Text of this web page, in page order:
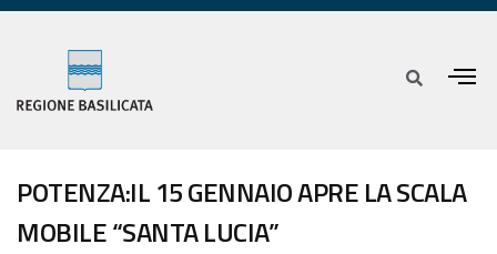
POTENZA:IL 15 GENNAIO APRE LA SCALA
MOBILE “SANTA LUCIA”